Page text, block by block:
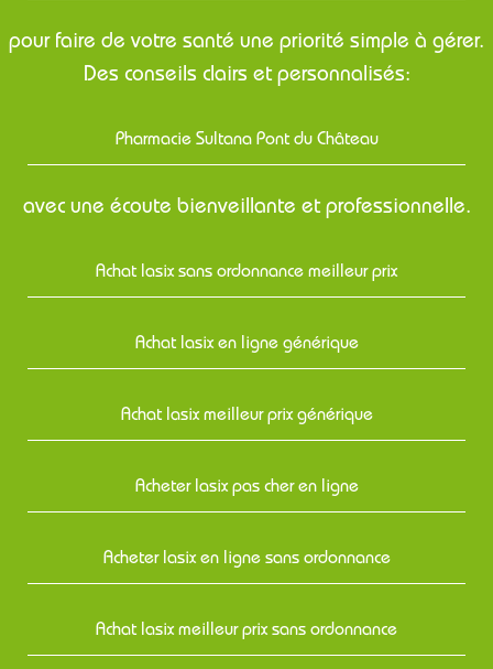
pour faire de votre santé une priorité simple à gérer.
Des conseils clairs et personnalisés:
Pharmacie Sultana Pont du Château
avec une écoute bienveillante et professionnelle.
Achat lasix sans ordonnance meilleur prix
Achat lasix en ligne générique
Achat lasix meilleur prix générique
Acheter lasix pas cher en ligne
Acheter lasix en ligne sans ordonnance
Achat lasix meilleur prix sans ordonnance